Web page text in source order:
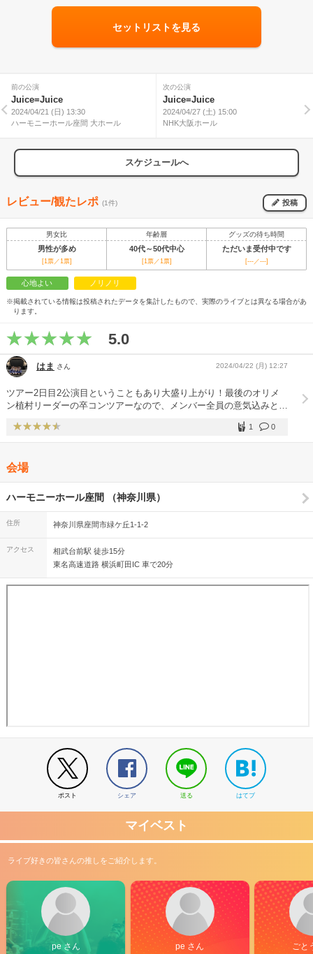
セットリストを見る
前の公演
Juice=Juice
2024/04/21 (日) 13:30
ハーモニーホール座間 大ホール
次の公演
Juice=Juice
2024/04/27 (土) 15:00
NHK大阪ホール
スケジュールへ
レビュー/観たレポ (1件) 投稿
男女比 年齢層 グッズの待ち時間
男性が多め 40代～50代中心 ただいま受付中です
[1票／1票] [1票／1票] [---／---]
心地よい ノリノリ
※掲載されている情報は投稿されたデータを集計したもので、実際のライブとは異なる場合があ
ります。
5.0
はま さん 2024/04/22 (月) 12:27
ツアー2日目2公演目ということもあり大盛り上がり！最後のオリメ
ン植村リーダーの卒コンツアーなので、メンバー全員の意気込みと成
リは最高。後半は長期休養していた新メンの川嶋美楓さんも参加し
11人のパフォーマンス。回替わりのユニット曲も今ツアーの見どこ
0
1
会場
ハーモニーホール座間 （神奈川県）
住所 神奈川県座間市緑ケ丘1-1-2
アクセス
相武台前駅 徒歩15分
東名高速道路 横浜町田IC 車で20分
ポスト シェア 送る はてブ
マイベスト
ライブ好きの皆さんの推しをご紹介します。
pe さん pe さん ごと